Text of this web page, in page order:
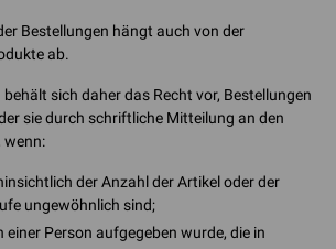
Bestellungen hängt auch von der
ab.
behält sich daher das Recht vor, Bestellungen
sie durch schriftliche Mitteilung an den
wenn:
der Anzahl der Artikel oder der
ungewöhnlich sind;
einer Person aufgegeben wurde, die in